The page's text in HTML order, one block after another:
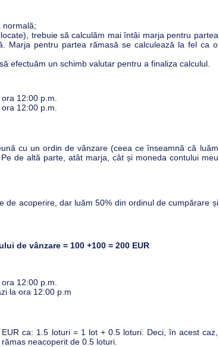
normală;
trebuie să calculăm mai întâi marja pentru partea
Marja pentru partea rămasă se calculează la fel ca o
efectuăm un schimb valutar pentru a finaliza calculul.
12:00 p.m.
12:00 p.m.
cu un ordin de vânzare (ceea ce înseamnă că luăm
de altă parte, atât marja, cât și moneda contului meu
de acoperire, dar luăm 50% din ordinul de cumpărare și
de vânzare = 100 +100 = 200 EUR
12:00 p.m.
la ora 12:00 p.m
ca: 1.5 loturi = 1 lot + 0.5 loturi. Deci, în acest caz,
neacoperit de 0.5 loturi.